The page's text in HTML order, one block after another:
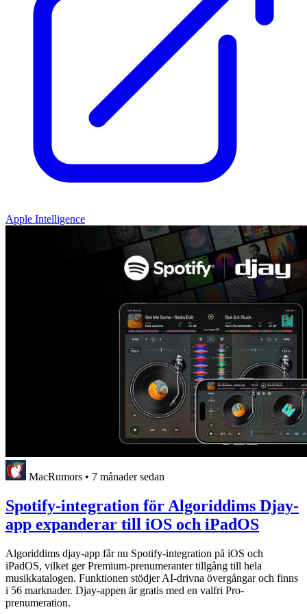
Apple Intelligence
MacRumors • 7 månader sedan
Spotify-integration för Algoriddims Djay-
app expanderar till iOS och iPadOS
Algoriddims djay-app får nu Spotify-integration på iOS och
iPadOS, vilket ger Premium-prenumeranter tillgång till hela
musikkatalogen. Funktionen stödjer AI-drivna övergångar och finns
i 56 marknader. Djay-appen är gratis med en valfri Pro-
prenumeration.